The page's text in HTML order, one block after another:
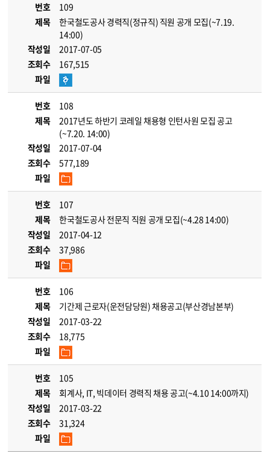
번호
109
제목
한국철도공사 경력직(정규직) 직원 공개 모집(~7.19.
14:00)
작성일
2017-07-05
조회수
167,515
파일
번호
108
제목
2017년도 하반기 코레일 채용형 인턴사원 모집 공고
(~7.20. 14:00)
작성일
2017-07-04
조회수
577,189
파일
번호
107
제목
한국철도공사 전문직 직원 공개 모집(~4.28 14:00)
작성일
2017-04-12
조회수
37,986
파일
번호
106
제목
기간제 근로자(운전담당원) 채용공고(부산경남본부)
작성일
2017-03-22
조회수
18,775
파일
번호
105
제목
회계사, IT, 빅데이터 경력직 채용 공고(~4.10 14:00까지)
작성일
2017-03-22
조회수
31,324
파일